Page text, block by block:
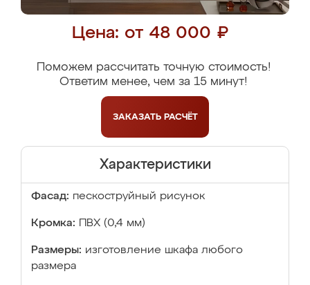
Цена: от 48 000 ₽
Поможем рассчитать точную стоимость!
Ответим менее, чем за 15 минут!
ЗАКАЗАТЬ РАСЧЁТ
Характеристики
Фасад: пескоструйный рисунок
Кромка: ПВХ (0,4 мм)
Размеры: изготовление шкафа любого
размера